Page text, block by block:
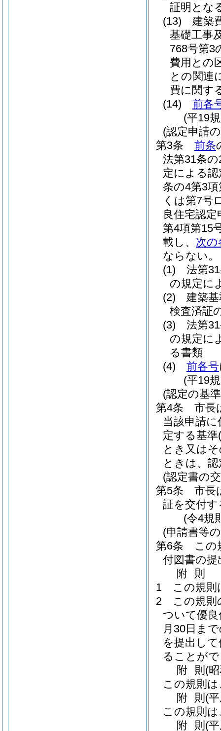
証明とな
(13)
建築
基礎工事
768号第3
費用との
との関連
費に関す
(14)
前各
(平19
(認定申請
第3条
前条
法第31条
定による
条の4第3
くは第7号
良住宅認
第4項第15
載し、 次の
ならない。
(1)
法第
の規定に
(2)
建築
検査済証
(3)
法第
の規定に
る書類
(4)
前各号
(平19
(認定の基
第4条
市長
当該申請
定する基準
とき又は
ときは、
(認定書の
第5条
市長
証を交付
(令4規
(申請書等
第6条
この
付図書の
附 則
1
この規則
2
この規則
ついて優
月30日ま
を提出し
ることが
附 則 (
この規則
附 則 (
この規則
附 則 (